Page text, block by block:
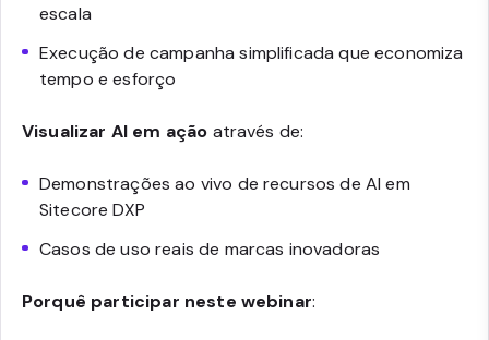
escala
Execução de campanha simplificada que economiza
tempo e esforço
Visualizar AI em ação através de:
Demonstrações ao vivo de recursos de AI em
Sitecore DXP
Casos de uso reais de marcas inovadoras
Porquê participar neste webinar: